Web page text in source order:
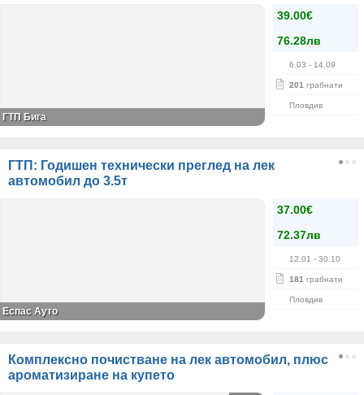
39.00€
76.28лв
6.03 - 14.09
201 грабнати
Пловдив
ГТП Бига
ГТП: Годишен технически преглед на лек
автомобил до 3.5т
37.00€
72.37лв
12.01 - 30.10
181 грабнати
Пловдив
Еспас Ауто
Комплексно почистване на лек автомобил, плюс
ароматизиране на купето